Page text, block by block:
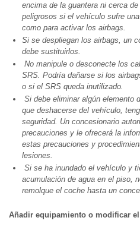
encima de la guantera ni cerca
peligrosos si el vehículo sufre
como para activar los airbags.
Si se despliegan los airbags, un
debe sustituirlos.
No manipule o desconecte los
SRS. Podría dañarse si los
o si el SRS queda inutilizado.
Si debe eliminar algún elemento
que deshacerse del vehículo,
seguridad. Un concesionario
precauciones y le ofrecerá la
estas precauciones y
lesiones.
Si se ha inundado el vehículo y
acumulación de agua en el piso,
remolque el coche hasta un
Añadir equipamiento o modificar